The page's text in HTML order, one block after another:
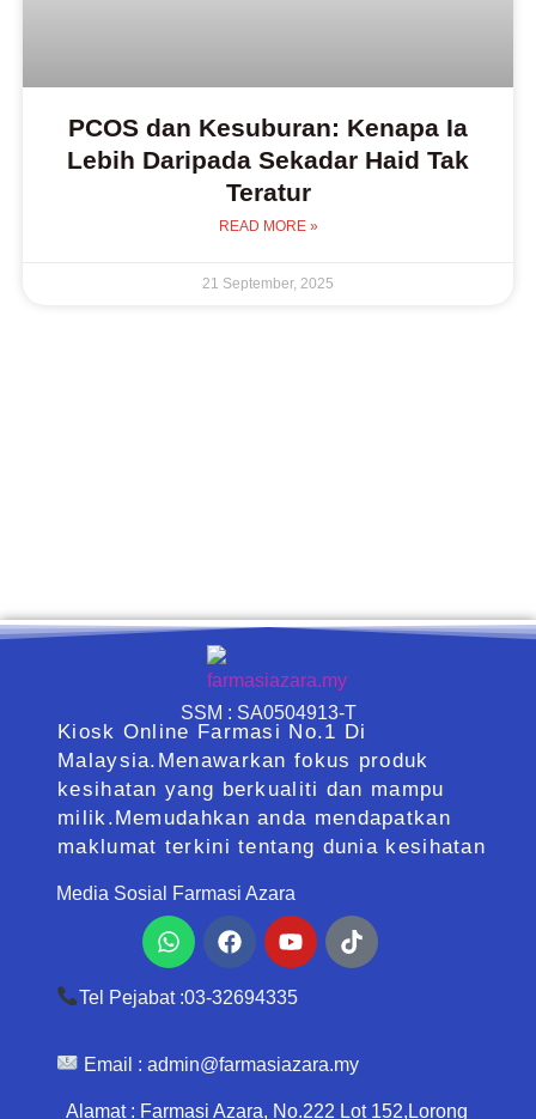
PCOS dan Kesuburan: Kenapa Ia
Lebih Daripada Sekadar Haid Tak
Teratur
READ MORE »
21 September, 2025
SSM : SA0504913-T
Kiosk Online Farmasi No.1 Di
Malaysia.Menawarkan fokus produk
kesihatan yang berkualiti dan mampu
milik.Memudahkan anda mendapatkan
maklumat terkini tentang dunia kesihatan
Media Sosial Farmasi Azara
WhatsappFacebookYoutubeTiktok
Tel Pejabat :03-32694335
Email : admin@farmasiazara.my
Alamat : Farmasi Azara, No.222 Lot 152,Lorong